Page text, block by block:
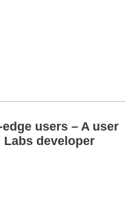
users – A user
developer